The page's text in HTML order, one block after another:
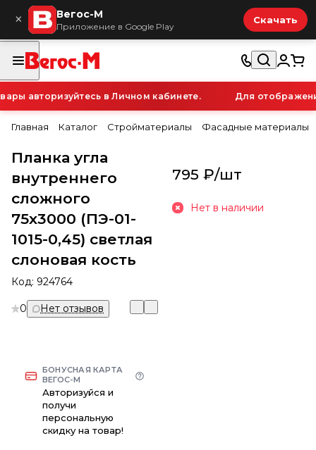
× Вегос-М
Приложение в Google Play
Скачать
авторизуйтесь в Личном кабинете. Для
Главная Каталог Стройматериалы Фасадные материалы
Планка угла
внутреннего
сложного
75х3000 (ПЭ-01-
1015-0,45) светлая
слоновая кость
Код: 924764
0 Нет отзывов
БОНУСНАЯ КАРТА
ВЕГОС-М
Авторизуйся и
получи
персональную
скидку на товар!
795 ₽/шт
Нет в наличии